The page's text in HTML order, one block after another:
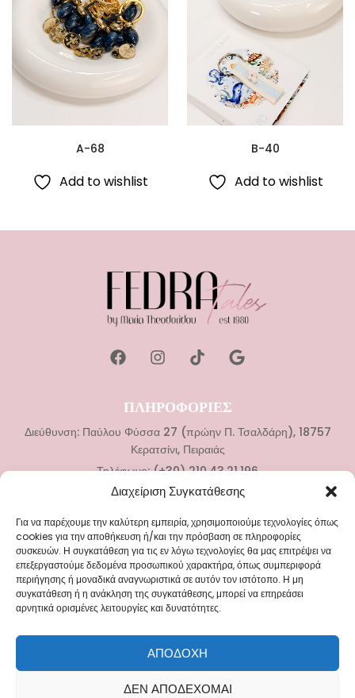
Διαχείριση Συγκατάθεσης
Για να παρέχουμε την καλύτερη εμπειρία, χρησιμοποιούμε τεχνολογίες όπως
cookies για την αποθήκευση ή/και την πρόσβαση σε πληροφορίες
συσκευών. Η συγκατάθεση για τις εν λόγω τεχνολογίες θα μας επιτρέψει να
επεξεργαστούμε δεδομένα προσωπικού χαρακτήρα, όπως συμπεριφορά
περιήγησης ή μοναδικά αναγνωριστικά σε αυτόν τον ιστότοπο. Η μη
συγκατάθεση ή η ανάκληση της συγκατάθεσης, μπορεί να επηρεάσει
αρνητικά ορισμένες λειτουργίες και δυνατότητες.
ΑΠΟΔΟΧΉ
ΔΕΝ ΑΠΟΔΈΧΟΜΑΙ
A-68
Add to wishlist
B-40
Add to wishlist
ΠΛΗΡΟΦΟΡΙΕΣ
Διεύθυνση: Παύλου Φύσσα 27 (πρώην Π. Τσαλδάρη), 18757
Κερατσίνι, Πειραιάς
Τηλέφωνο: (+30) 210.43.21.196
Νυφικά
Αξεσουάρ Γάμου
Βαπτιστικά Ρούχα
Αξεσουάρ Βάπτισης
Blog
Επικοινωνία